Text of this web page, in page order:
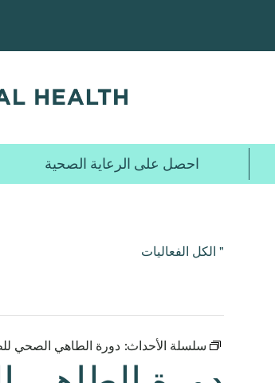
المحتوى
احصل على الرعاية الصحية
" الكل الفعاليات
سلسلة الأحداث: دورة الطاهي الصحي